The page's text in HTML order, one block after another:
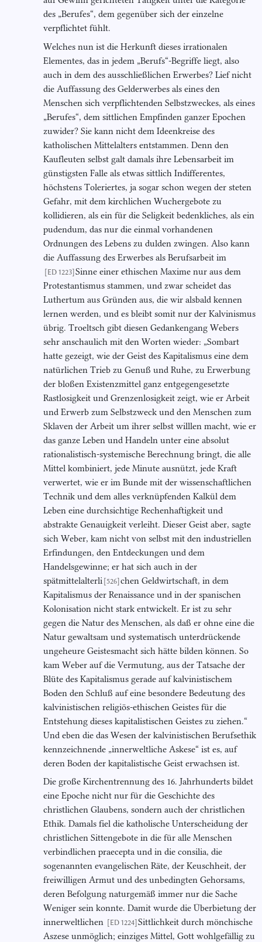
des „Berufes“, dem gegenüber sich der einzelne
verpflichtet fühlt.
Welches nun ist die Herkunft dieses irrationalen
Elementes, das in jedem „Berufs“-Begriffe liegt, also
auch in dem des ausschließlichen Erwerbes? Lief nicht
die Auffassung des Gelderwerbes als eines den
Menschen sich verpflichtenden Selbstzweckes, als eines
„Berufes“, dem sittlichen Empfinden ganzer Epochen
zuwider? Sie kann nicht dem Ideenkreise des
katholischen Mittelalters entstammen. Denn den
Kaufleuten selbst galt damals ihre Lebensarbeit im
günstigsten Falle als etwas sittlich Indifferentes,
höchstens Toleriertes, ja sogar schon wegen der steten
Gefahr, mit dem kirchlichen Wuchergebote zu
kollidieren, als ein für die Seligkeit bedenkliches, als ein
pudendum, das nur die einmal vorhandenen
Ordnungen des Lebens zu dulden zwingen. Also kann
die Auffassung des Erwerbes als Berufsarbeit im
[ED 1223] Sinne einer ethischen Maxime nur aus dem
Protestantismus stammen, und zwar scheidet das
Luthertum aus Gründen aus, die wir alsbald kennen
lernen werden, und es bleibt somit nur der Kalvinismus
übrig. Troeltsch gibt diesen Gedankengang Webers
sehr anschaulich mit den Worten wieder: „Sombart
hatte gezeigt, wie der Geist des Kapitalismus eine dem
natürlichen Trieb zu Genuß und Ruhe, zu Erwerbung
der bloßen Existenzmittel ganz entgegengesetzte
Rastlosigkeit und Grenzenlosigkeit zeigt, wie er Arbeit
und Erwerb zum Selbstzweck und den Menschen zum
Sklaven der Arbeit um ihrer selbst willlen macht, wie er
das ganze Leben und Handeln unter eine absolut
rationalistisch-systemische Berechnung bringt, die alle
Mittel kombiniert, jede Minute ausnützt, jede Kraft
verwertet, wie er im Bunde mit der wissenschaftlichen
Technik und dem alles verknüpfenden Kalkül dem
Leben eine durchsichtige Rechenhaftigkeit und
abstrakte Genauigkeit verleiht. Dieser Geist aber, sagte
sich Weber, kam nicht von selbst mit den industriellen
Erfindungen, den Entdeckungen und dem
Handelsgewinne; er hat sich auch in der
spätmittelalterli [526] chen Geldwirtschaft, in dem
Kapitalismus der Renaissance und in der spanischen
Kolonisation nicht stark entwickelt. Er ist zu sehr
gegen die Natur des Menschen, als daß er ohne eine die
Natur gewaltsam und systematisch unterdrückende
ungeheure Geistesmacht sich hätte bilden können. So
kam Weber auf die Vermutung, aus der Tatsache der
Blüte des Kapitalismus gerade auf kalvinistischem
Boden den Schluß auf eine besondere Bedeutung des
kalvinistischen religiös-ethischen Geistes für die
Entstehung dieses kapitalistischen Geistes zu ziehen.“
Und eben die das Wesen der kalvinistischen Berufsethik
kennzeichnende „innerweltliche Askese“ ist es, auf
deren Boden der kapitalistische Geist erwachsen ist.
Die große Kirchentrennung des 16. Jahrhunderts bildet
eine Epoche nicht nur für die Geschichte des
christlichen Glaubens, sondern auch der christlichen
Ethik. Damals fiel die katholische Unterscheidung der
christlichen Sittengebote in die für alle Menschen
verbindlichen praecepta und in die consilia, die
sogenannten evangelischen Räte, der Keuschheit, der
freiwilligen Armut und des unbedingten Gehorsams,
deren Befolgung naturgemäß immer nur die Sache
Weniger sein konnte. Damit wurde die Überbietung der
innerweltlichen
[ED 1224] Sittlichkeit durch mönchische
Aszese unmöglich; einziges Mittel, Gott wohlgefällig zu